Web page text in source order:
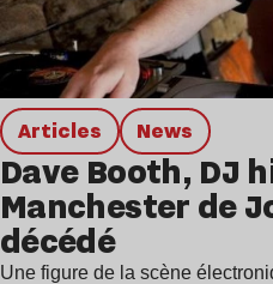
Articles news
Dave Booth, DJ
Manchester de
décédé
Une figure de la scène